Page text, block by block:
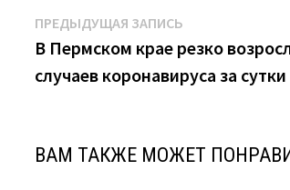
Навигация
по
записям
ПРЕДЫДУЩАЯ ЗАПИСЬ
запись:
В Пермском крае резко
случаев коронавируса за сутки
ВАМ ТАКЖЕ МОЖЕТ